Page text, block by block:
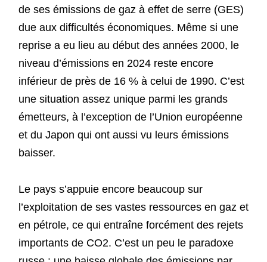
de ses émissions de gaz à effet de serre (GES)
due aux difficultés économiques. Même si une
reprise a eu lieu au début des années 2000, le
niveau d’émissions en 2024 reste encore
inférieur de près de 16 % à celui de 1990. C’est
une situation assez unique parmi les grands
émetteurs, à l’exception de l’Union européenne
et du Japon qui ont aussi vu leurs émissions
baisser.
Le pays s’appuie encore beaucoup sur
l’exploitation de ses vastes ressources en gaz et
en pétrole, ce qui entraîne forcément des rejets
importants de CO2. C’est un peu le paradoxe